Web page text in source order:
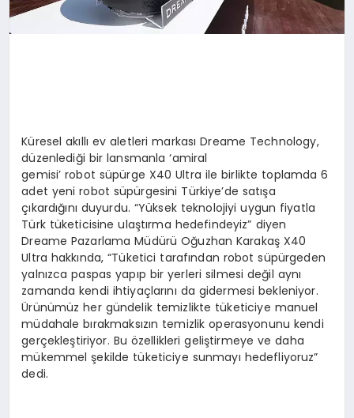
Küresel akıllı ev aletleri markası Dreame Technology,
düzenlediği bir lansmanla ‘amiral
gemisi’ robot süpürge X40 Ultra ile birlikte toplamda 6
adet yeni robot süpürgesini Türkiye’de satışa
çıkardığını duyurdu. “Yüksek teknolojiyi uygun fiyatla
Türk tüketicisine ulaştırma hedefindeyiz” diyen
Dreame Pazarlama Müdürü Oğuzhan Karakaş X40
Ultra hakkında, “Tüketici tarafından robot süpürgeden
yalnızca paspas yapıp bir yerleri silmesi değil aynı
zamanda kendi ihtiyaçlarını da gidermesi bekleniyor.
Ürünümüz her gündelik temizlikte tüketiciye manuel
müdahale bırakmaksızın temizlik operasyonunu kendi
gerçekleştiriyor. Bu özellikleri geliştirmeye ve daha
mükemmel şekilde tüketiciye sunmayı hedefliyoruz”
dedi.